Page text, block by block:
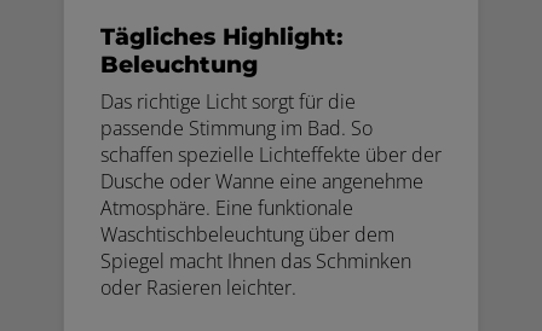
Tägliches Highlight:
Beleuchtung
Das richtige Licht sorgt für die
passende Stimmung im Bad. So
schaffen spezielle Lichteffekte über der
Dusche oder Wanne eine angenehme
Atmosphäre. Eine funktionale
Waschtischbeleuchtung über dem
Spiegel macht Ihnen das Schminken
oder Rasieren leichter.